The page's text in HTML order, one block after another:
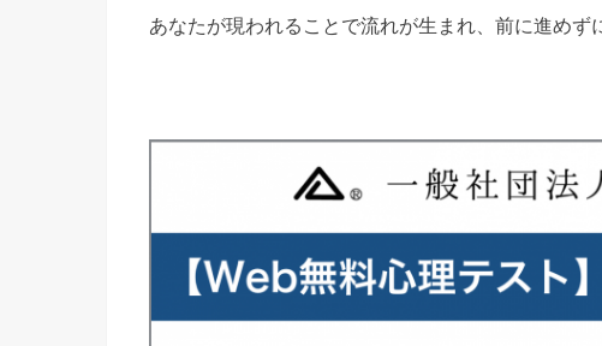
あなたが現われることで流れが生まれ、前に進めず